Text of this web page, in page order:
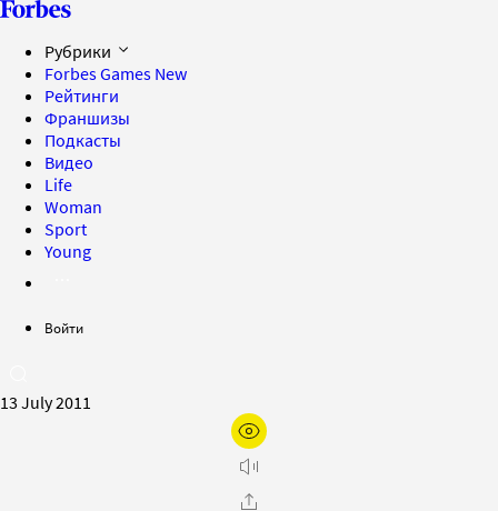
Рубрики
Forbes Games New
Рейтинги
Франшизы
Подкасты
Видео
Life
Woman
Sport
Young
Войти
13 July 2011